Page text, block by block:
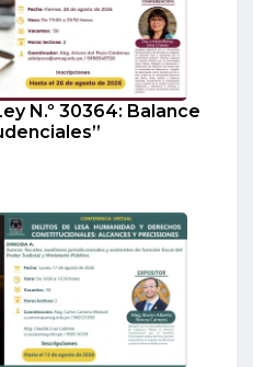
N.º 30364: Balance